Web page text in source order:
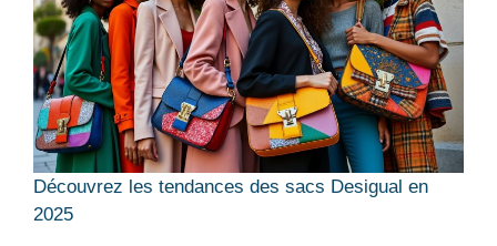
Découvrez les tendances des sacs Desigual en
2025